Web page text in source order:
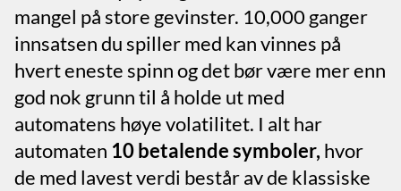
mangel på store gevinster. 10,000 ganger
innsatsen du spiller med kan vinnes på
hvert eneste spinn og det bør være mer enn
god nok grunn til å holde ut med
automatens høye volatilitet. I alt har
automaten 10 betalende symboler, hvor
de med lavest verdi består av de klassiske